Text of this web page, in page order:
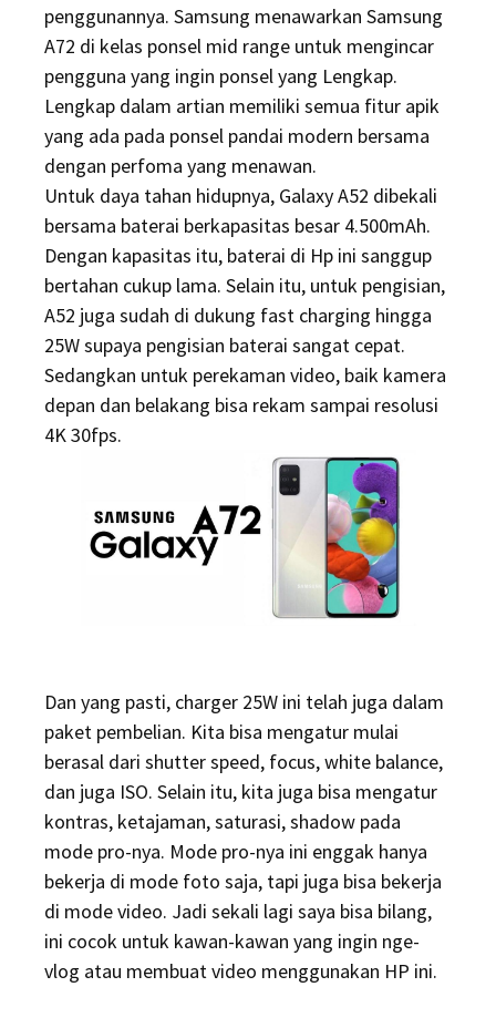
penggunannya. Samsung menawarkan Samsung
A72 di kelas ponsel mid range untuk mengincar
pengguna yang ingin ponsel yang Lengkap.
Lengkap dalam artian memiliki semua fitur apik
yang ada pada ponsel pandai modern bersama
dengan perfoma yang menawan.
Untuk daya tahan hidupnya, Galaxy A52 dibekali
bersama baterai berkapasitas besar 4.500mAh.
Dengan kapasitas itu, baterai di Hp ini sanggup
bertahan cukup lama. Selain itu, untuk pengisian,
A52 juga sudah di dukung fast charging hingga
25W supaya pengisian baterai sangat cepat.
Sedangkan untuk perekaman video, baik kamera
depan dan belakang bisa rekam sampai resolusi
4K 30fps.
Dan yang pasti, charger 25W ini telah juga dalam
paket pembelian. Kita bisa mengatur mulai
berasal dari shutter speed, focus, white balance,
dan juga ISO. Selain itu, kita juga bisa mengatur
kontras, ketajaman, saturasi, shadow pada
mode pro-nya. Mode pro-nya ini enggak hanya
bekerja di mode foto saja, tapi juga bisa bekerja
di mode video. Jadi sekali lagi saya bisa bilang,
ini cocok untuk kawan-kawan yang ingin nge-
vlog atau membuat video menggunakan HP ini.